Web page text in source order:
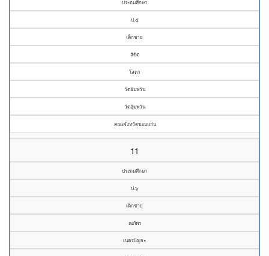
ประถมศึกษา
ป.๕
เด็กชาย
ลิขิต
โสดา
วัดอัมพวัน
วัดอัมพวัน
คณะจังหวัดขอนแก่น
11
ประถมศึกษา
ป.๖
เด็กชาย
ณภัทร
เนตรปัญจะ